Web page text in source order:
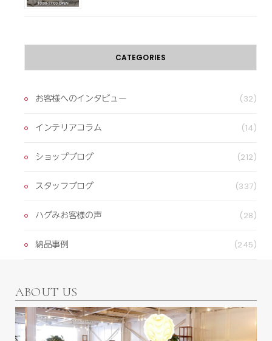
CATEGORIES
お客様へのインタビュー (32)
インテリアコラム (14)
ショップブログ (212)
スタッフブログ (337)
ハグみお客様の声 (28)
納品事例 (245)
ABOUT US